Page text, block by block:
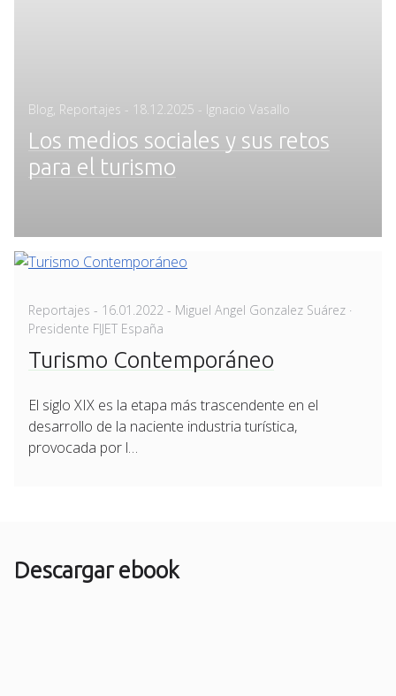
Blog Reportajes - Posted
18.12.2025 - Ignacio Vasallo
Los medios sociales y sus retos
para el turismo
Reportajes - Posted
on
16.01.2022 - Miguel Angel Gonzalez Suárez ·
Presidente FIJET España
Turismo Contemporáneo
El siglo XIX es la etapa más trascendente en el
desarrollo de la naciente industria turística,
provocada por l…
Descargar ebook